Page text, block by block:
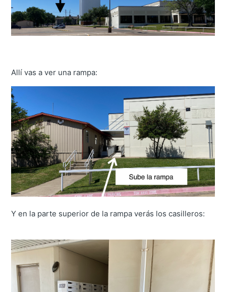
Allí vas a ver una rampa:
Y en la parte superior de la rampa verás los casilleros: